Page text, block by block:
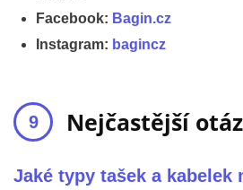
Facebook: Bagin.cz
Instagram: bagincz
Nejčastější
Jaké typy tašek a kabelek